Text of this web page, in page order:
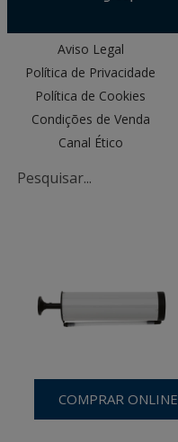
Aviso Legal
Política de Privacidade
Política de Cookies
Condições de Venda
Canal Ético
COMPRAR ONLINE